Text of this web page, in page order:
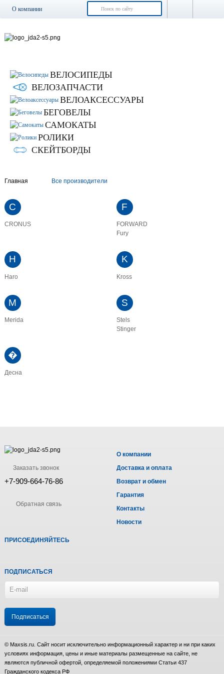
О компании
ВЕЛОСИПЕДЫ
ВЕЛОЗАПЧАСТИ
ВЕЛОАКСЕССУАРЫ
БЕГОВЕЛЫ
САМОКАТЫ
РОЛИКИ
СКЕЙТБОРДЫ
Главная Все производители
C
CRONUS
F
FORWARD
Fury
H
Haro
K
Kross
M
Merida
S
Stels
Stinger
�
Десна
Заказать звонок
+7-909-664-76-86
Обратная связь
О компании
Доставка и оплата
Возврат и обмен
Гарантия
Контакты
Новости
ПРИСОЕДИНЯЙТЕСЬ
ПОДПИСАТЬСЯ
© Maxsis.ru. Сайт носит исключительно информационный характер и ни при каких
условиях информация, цены и иные материалы размещенные на сайте, не
являются публичной офертой, определяемой положениями Статьи 437
Гражданского кодекса РФ